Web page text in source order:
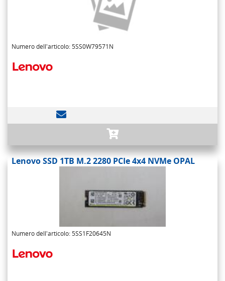
Numero dell'articolo: 5SS0W79571N
Lenovo SSD 1TB M.2 2280 PCIe 4x4 NVMe OPAL
Numero dell'articolo: 5SS1F20645N